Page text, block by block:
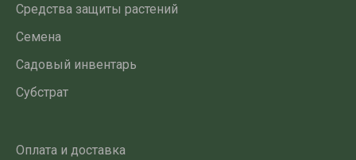
Средства защиты растений
Семена
Садовый инвентарь
Субстрат
Оплата и доставка